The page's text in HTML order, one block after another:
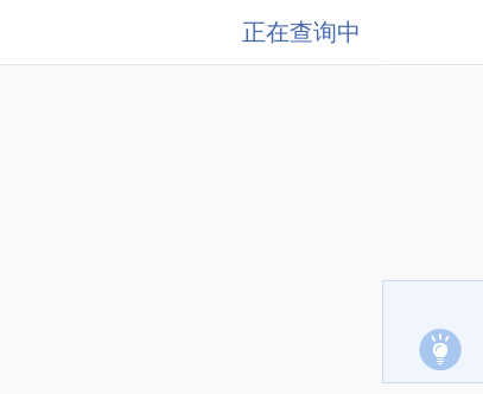
正在查询中